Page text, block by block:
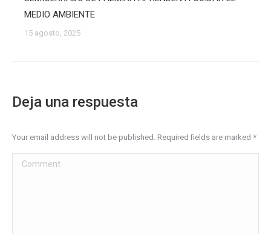
MEDIO AMBIENTE
15 agosto, 2025
Deja una respuesta
Your email address will not be published. Required fields are marked *
Comment